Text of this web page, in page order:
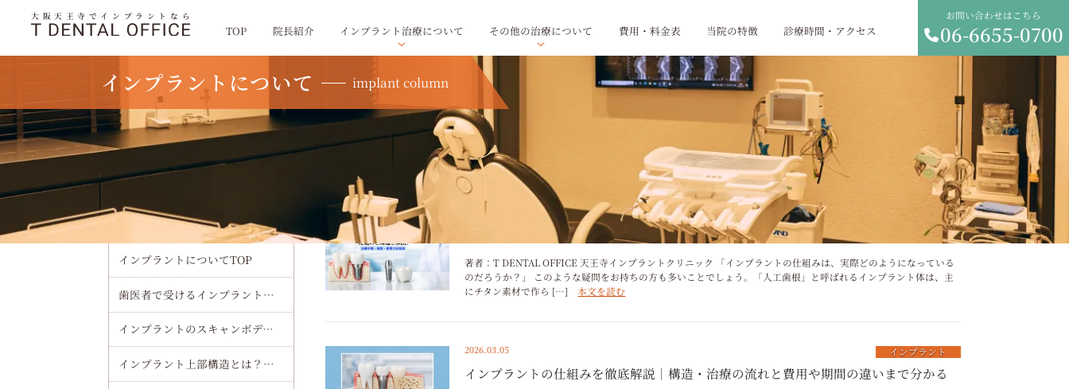
大阪天王寺でインプラントなら
TOP 院長紹介 インプラント治療について その他の治療について 費用・料金表 当院の特徴 診療時間・アクセス
インプラントについて implant column
TOP インプラント
2026.03.06
インプラントの仕組みと構造を解説｜治療手順・種類・費用の全知識
著者：T DENTAL OFFICE 天王寺インプラントクリニック 「インプラントの仕組みは、実際どのようになっている
のだろうか？」 このような疑問をお持ちの方も多いことでしょう。「人工歯根」と呼ばれるインプラント体は、主
にチタン素材で作ら […]本文を読む
インプラント
2026.03.05
インプラントの仕組みを徹底解説｜構造・治療の流れと費用や期間の違いまで分かる
インプラント
インプラントについて
インプラントについてTOP
歯医者で受けるインプラント治療の流れ・費用・術後ケアまで初心者向けに徹底解説
インプラントのスキャンボディで精度を極める最新ワークフローと選び方
インプラント上部構造とは？種類・素材・費用・交換時期までわかりやすく解説
お問い合わせはこちら
06-6655-0700